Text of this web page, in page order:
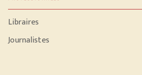
Libraires
Journalistes